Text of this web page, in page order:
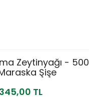
Zeytinyağı - 500
Şişe
345,00 TL